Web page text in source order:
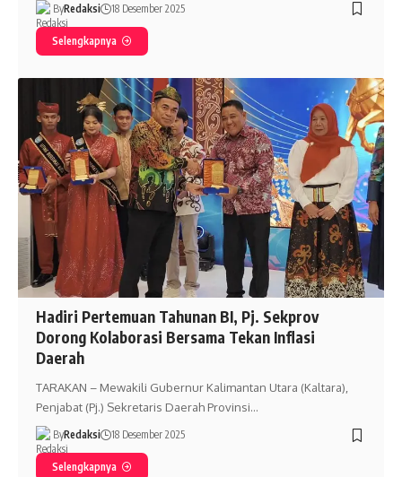
ByRedaksi 18 Desember 2025
Selengkapnya
Hadiri Pertemuan Tahunan BI, Pj. Sekprov
Dorong Kolaborasi Bersama Tekan Inflasi
Daerah
TARAKAN – Mewakili Gubernur Kalimantan Utara (Kaltara),
Penjabat (Pj.) Sekretaris Daerah Provinsi…
ByRedaksi 18 Desember 2025
Selengkapnya